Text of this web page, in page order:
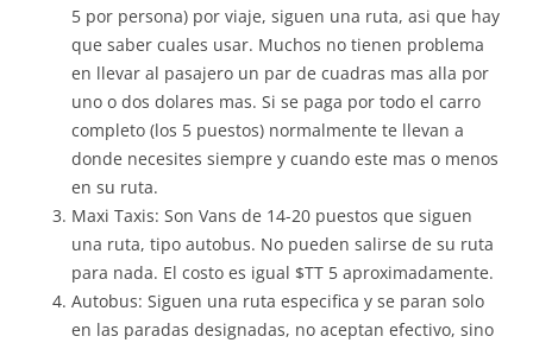
5 por persona) por viaje, siguen una ruta, asi que hay
que saber cuales usar. Muchos no tienen problema
en llevar al pasajero un par de cuadras mas alla por
uno o dos dolares mas. Si se paga por todo el carro
completo (los 5 puestos) normalmente te llevan a
donde necesites siempre y cuando este mas o menos
en su ruta.
Maxi Taxis: Son Vans de 14-20 puestos que siguen
una ruta, tipo autobus. No pueden salirse de su ruta
para nada. El costo es igual $TT 5 aproximadamente.
Autobus: Siguen una ruta especifica y se paran solo
en las paradas designadas, no aceptan efectivo, sino